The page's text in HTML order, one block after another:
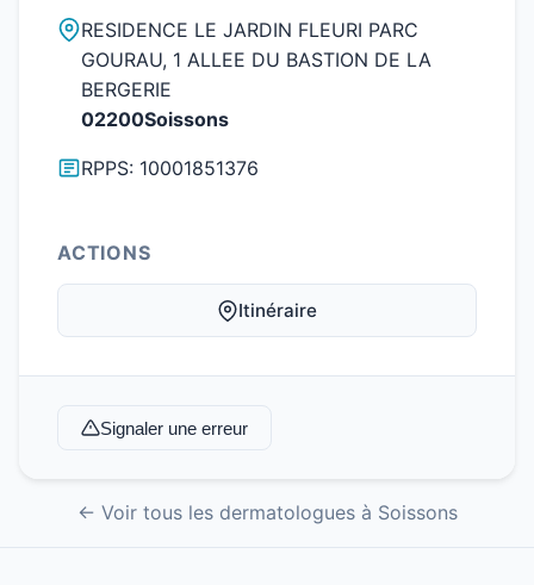
RESIDENCE LE JARDIN FLEURI PARC
GOURAU, 1 ALLEE DU BASTION DE LA
BERGERIE
02200Soissons
RPPS: 10001851376
ACTIONS
Itinéraire
Signaler une erreur
← Voir tous les dermatologues à Soissons